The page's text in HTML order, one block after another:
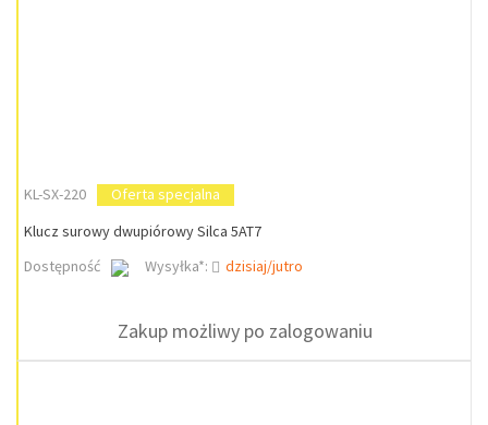
KL-SX-220
Oferta specjalna
Klucz surowy dwupiórowy Silca 5AT7
Dostępność
Wysyłka*: dzisiaj/jutro
Zakup możliwy po zalogowaniu